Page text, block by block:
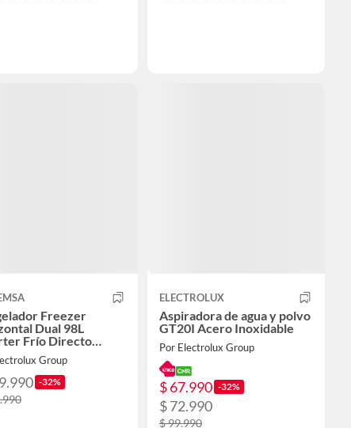
Freezer
Dual 98L
Frío Directo
Group
-32%
ELECTROLUX
Aspiradora de agua y polvo
GT20I Acero Inoxidable
Por Electrolux Group
$ 67.990 -32%
$ 72.990
$ 99.990